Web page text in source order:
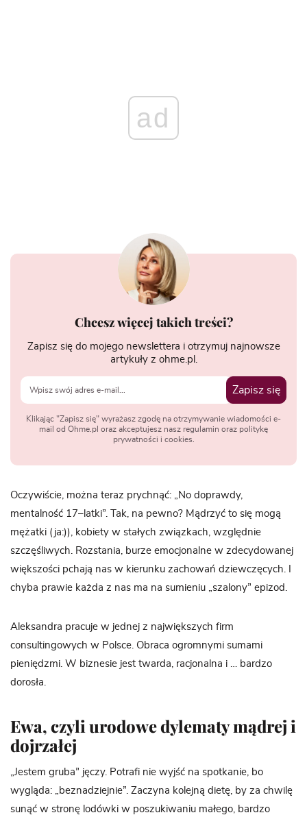
ad
Chcesz więcej takich treści?
Zapisz się do mojego newslettera i otrzymuj najnowsze
artykuły z ohme.pl.
Zapisz się
Klikając "Zapisz się" wyrażasz zgodę na otrzymywanie wiadomości e-
mail od Ohme.pl oraz akceptujesz nasz regulamin oraz politykę
prywatności i cookies.
Oczywiście, można teraz prychnąć: „No doprawdy,
mentalność 17–latki”. Tak, na pewno? Mądrzyć to się mogą
mężatki (ja:)), kobiety w stałych związkach, względnie
szczęśliwych. Rozstania, burze emocjonalne w zdecydowanej
większości pchają nas w kierunku zachowań dziewczęcych. I
chyba prawie każda z nas ma na sumieniu „szalony” epizod.
Aleksandra pracuje w jednej z największych firm
consultingowych w Polsce. Obraca ogromnymi sumami
pieniędzmi. W biznesie jest twarda, racjonalna i … bardzo
dorosła.
Ewa, czyli urodowe dylematy mądrej i
dojrzałej
„Jestem gruba” jęczy. Potrafi nie wyjść na spotkanie, bo
wygląda: „beznadziejnie”. Zaczyna kolejną dietę, by za chwilę
sunąć w stronę lodówki w poszukiwaniu małego, bardzo